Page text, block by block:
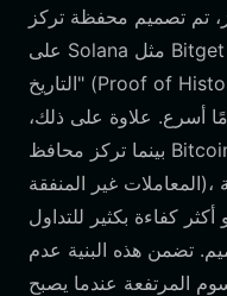
تم تصميم محفظة تركز
على Solana مثل Bitget للتعامل مع آلية إجماع "إثبات
التاريخ" (Proof of History) الفريدة. وهذا يعني أنك تواجه
أسرع. علاوة على ذلك،
بينما تركز محافظ Bitcoin على إدارة UTXO (مخرجات
المعاملات غير المنفقة)، تستخدم محفظة Bitget CYRO
كفاءة بكثير للتداول
تضمن هذه البنية عدم
المرتفعة عندما يصبح